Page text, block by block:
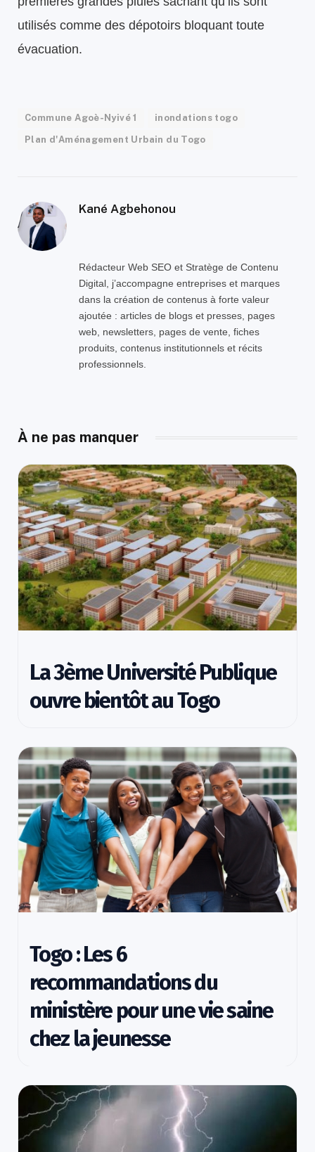
utilisés comme des dépotoirs bloquant toute
évacuation.
Commune Agoè-Nyivé 1 inondations togo
Plan d'Aménagement Urbain du Togo
Kané Agbehonou
Rédacteur Web SEO et Stratège de Contenu
Digital, j’accompagne entreprises et marques
dans la création de contenus à forte valeur
ajoutée : articles de blogs et presses, pages
web, newsletters, pages de vente, fiches
produits, contenus institutionnels et récits
professionnels.
À ne pas manquer
La 3ème Université Publique
ouvre bientôt au Togo
Togo : Les 6
recommandations du
ministère pour une vie saine
chez la jeunesse